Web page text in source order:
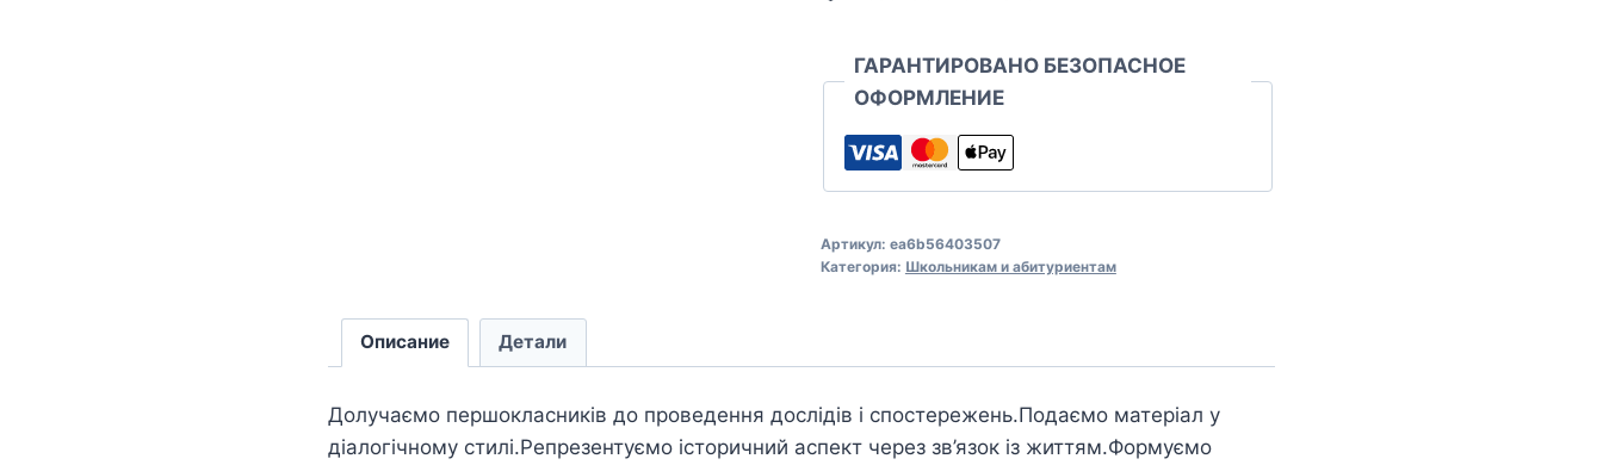
ГАРАНТИРОВАНО БЕЗОПАСНОЕ
ОФОРМЛЕНИЕ
Артикул: ea6b56403507
Категория: Школьникам и абитуриентам
Описание Детали
Долучаємо першокласників до проведення дослідів і спостережень.Подаємо матеріал у
діалогічному стилі.Репрезентуємо історичний аспект через зв’язок із життям.Формуємо